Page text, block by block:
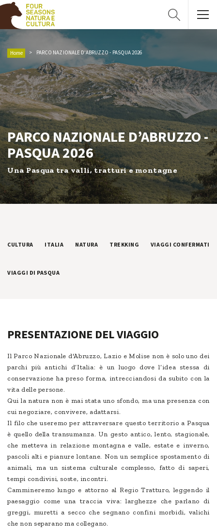
Home PARCO NAZIONALE D’ABRUZZO - PASQUA 2026
PARCO NAZIONALE D’ABRUZZO -
PASQUA 2026
Una Pasqua tra valli, tratturi e montagne
CULTURA ITALIA NATURA TREKKING VIAGGI CONFERMATI
VIAGGI DI PASQUA
PRESENTAZIONE DEL VIAGGIO
Il Parco Nazionale d'Abruzzo, Lazio e Molise non è solo uno dei
parchi più antichi d’Italia: è un luogo dove l’idea stessa di
conservazione ha preso forma, intrecciandosi da subito con la
vita delle persone.
Qui la natura non è mai stata uno sfondo, ma una presenza con
cui negoziare, convivere, adattarsi.
Il filo che useremo per attraversare questo territorio a Pasqua
è quello della transumanza. Un gesto antico, lento, stagionale,
che metteva in relazione montagna e valle, estate e inverno,
pascoli alti e pianure lontane. Non un semplice spostamento di
animali, ma un sistema culturale complesso, fatto di saperi,
tempi condivisi, soste, incontri.
Cammineremo lungo e attorno al Regio Tratturo, leggendo il
paesaggio come una traccia viva: larghezze che parlano di
greggi, muretti a secco che segnano confini morbidi, valichi
che non separano ma collegano.